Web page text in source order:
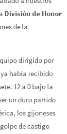
División de Honor
de la
dirigido por
había recibido
12 a 0 bajo la
un duro partido
los gijoneses
de castigo